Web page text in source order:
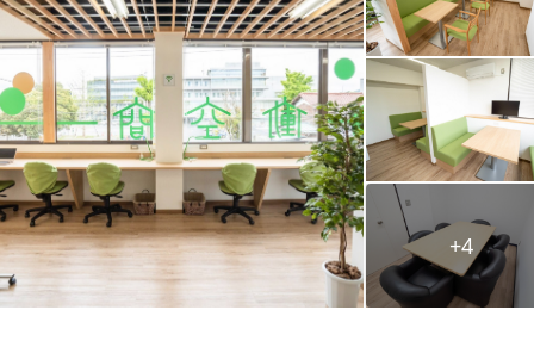
店舗オーナー様へ
いいオフィス（コワーキングスペース）
FCオーナー募集
いい会議室（会議室専用スペース）
FCオーナー募集
コワーキング運営DXシステム
E Solution
+4